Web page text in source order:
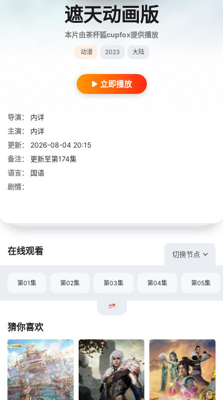
遮天动画版
本片由茶杯狐cupfox提供播放
动漫 2023 大陆
立即播放
导演：
内详
主演：
内详
更新：
2026-08-04 20:15
备注：
更新至第174集
语言：
国语
剧情：
在线观看 切换节点
第01集 第02集 第03集 第04集 第05集
猜你喜欢